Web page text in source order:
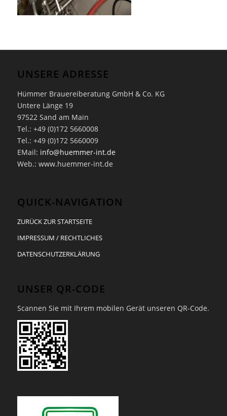
UNSERE ADRESSE
Hümmer Brauereiberatung GmbH & Co. KG
Untere Länge 19
97522 Sand am Main
Tel.: +49 (0)172 5660008
Tel.: +49 (0)172 5660009
EMail: info@huemmer-int.de
Web.: www.huemmer-int.de
QUICK-NAVIGATION
ZURÜCK ZUR STARTSEITE
IMPRESSUM / RECHTLICHES
DATENSCHUTZERKLÄRUNG
UNSER QR-CODE
Scannen Sie mit Ihrem mobilen Gerät unseren QR-Code.